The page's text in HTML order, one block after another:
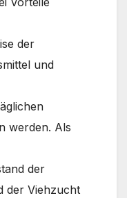
der
und
werden. Als
der
der Viehzucht